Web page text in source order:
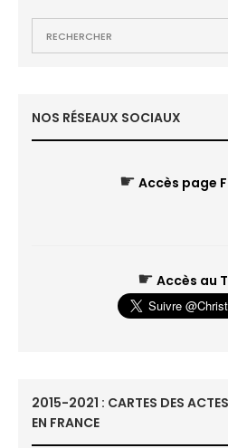
NOS RÉSEAUX SOCIAUX
☛ Accès page
☛ Accès au
2015-2021 : CARTES DES
EN FRANCE